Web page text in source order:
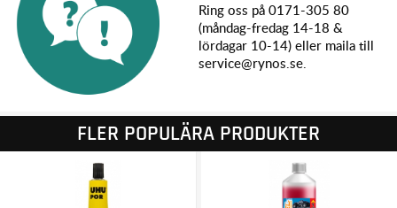
Ring oss på 0171-305 80
(måndag-fredag 14-18 &
lördagar 10-14) eller maila till
service@rynos.se.
FLER POPULÄRA PRODUKTER